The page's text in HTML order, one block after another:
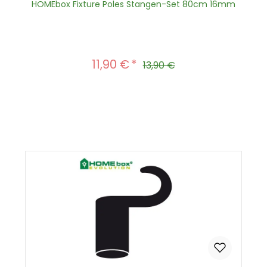
HOMEbox Fixture Poles Stangen-Set 80cm 16mm
Verkaufspreis:
11,90 € Regulärer Preis:
13,90 €